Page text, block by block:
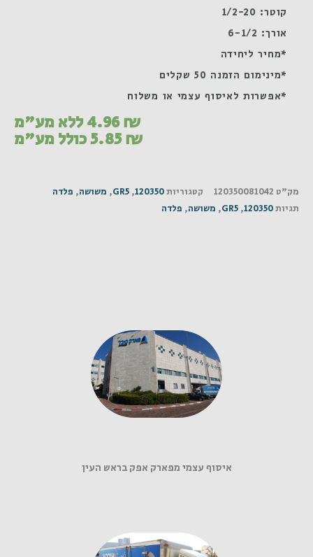
קוטר: 1/2-20
אורך: 6-1/2
*מחיר ליחידה
*מינימום הזמנה 50 שקלים
*אפשרות לאיסוף עצמי או משלוח
4.96₪ ללא מע"מ
5.85₪ כולל מע"מ
מק"ט 120350081042 קטגוריות120350
,
GR5
, משושה, פלדה
תגיות120350
,
GR5
, משושה, פלדה
איסוף עצמי מפארק אפק בראש העין